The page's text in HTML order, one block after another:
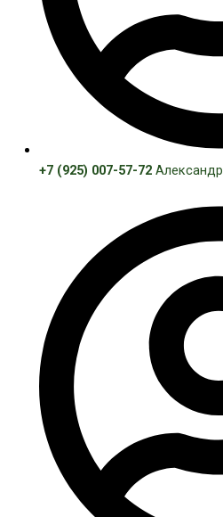
+7 (925) 007-57-72Александр